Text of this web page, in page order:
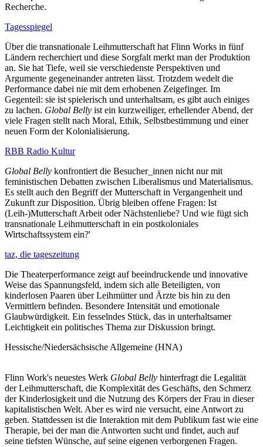
Recherche.
Tagesspiegel
Über die transnationale Leihmutterschaft hat Flinn Works in fünf
Ländern recherchiert und diese Sorgfalt merkt man der Produktion
an. Sie hat Tiefe, weil sie verschiedenste Perspektiven und
Argumente gegeneinander antreten lässt. Trotzdem wedelt die
Performance dabei nie mit dem erhobenen Zeigefinger. Im
Gegenteil: sie ist spielerisch und unterhaltsam, es gibt auch einiges
zu lachen. Global Belly ist ein kurzweiliger, erhellender Abend, der
viele Fragen stellt nach Moral, Ethik, Selbstbestimmung und einer
neuen Form der Kolonialisierung.
RBB Radio Kultur
Global Belly konfrontiert die Besucher_innen nicht nur mit
feministischen Debatten zwischen Liberalismus und Materialismus.
Es stellt auch den Begriff der Mutterschaft in Vergangenheit und
Zukunft zur Disposition. Übrig bleiben offene Fragen: Ist
(Leih-)Mutterschaft Arbeit oder Nächstenliebe? Und wie fügt sich
transnationale Leihmutterschaft in ein postkoloniales
Wirtschaftssystem ein?'
taz, die tageszeitung
Die Theaterperformance zeigt auf beeindruckende und innovative
Weise das Spannungsfeld, indem sich alle Beteiligten, von
kinderlosen Paaren über Leihmütter und Ärzte bis hin zu den
Vermittlern befinden. Besondere Intensität und emotionale
Glaubwürdigkeit. Ein fesselndes Stück, das in unterhaltsamer
Leichtigkeit ein politisches Thema zur Diskussion bringt.
Hessische/Niedersächsische Allgemeine (HNA)
Flinn Work's neuestes Werk Global Belly hinterfragt die Legalität
der Leihmutterschaft, die Komplexität des Geschäfts, den Schmerz
der Kinderlosigkeit und die Nutzung des Körpers der Frau in dieser
kapitalistischen Welt. Aber es wird nie versucht, eine Antwort zu
geben. Stattdessen ist die Interaktion mit dem Publikum fast wie eine
Therapie, bei der man die Antworten sucht und findet, auch auf
seine tiefsten Wünsche, auf seine eigenen verborgenen Fragen.